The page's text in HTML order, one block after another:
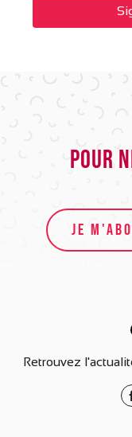
Pour
JE
Retrouvez